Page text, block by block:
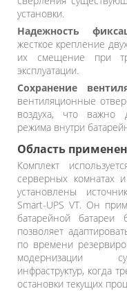
установки.
Надежность
жесткое крепление
их смещение при
эксплуатации.
Сохранение
вентиляционные
воздуха, что важно
режима внутри
Область
Комплект
серверных комнатах
установлены
Smart-UPS VT. Он
батарейной
позволяет
по времени
модернизации
инфраструктур, когда
остановки текущих